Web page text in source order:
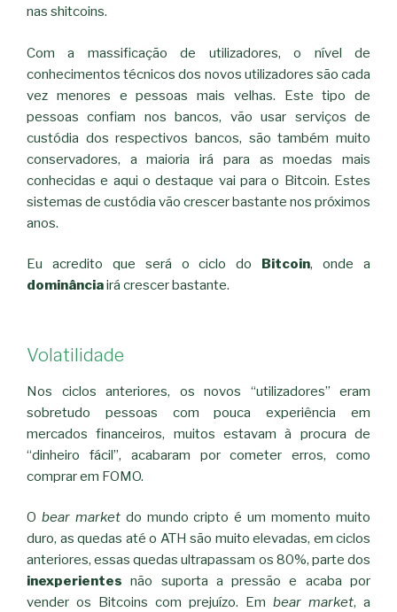
nas shitcoins.
Com a massificação de utilizadores, o nível de
conhecimentos técnicos dos novos utilizadores são cada
vez menores e pessoas mais velhas. Este tipo de
pessoas confiam nos bancos, vão usar serviços de
custódia dos respectivos bancos, são também muito
conservadores, a maioria irá para as moedas mais
conhecidas e aqui o destaque vai para o Bitcoin. Estes
sistemas de custódia vão crescer bastante nos próximos
anos.
Eu acredito que será o ciclo do Bitcoin, onde a
dominânciairá crescer bastante.
Volatilidade
Nos ciclos anteriores, os novos “utilizadores” eram
sobretudo pessoas com pouca experiência em
mercados financeiros, muitos estavam à procura de
“dinheiro fácil”, acabaram por cometer erros, como
comprar em FOMO.
O bear marketdo mundo cripto é um momento muito
duro, as quedas até o ATH são muito elevadas, em ciclos
anteriores, essas quedas ultrapassam os 80%, parte dos
inexperientes não suporta a pressão e acaba por
vender os Bitcoins com prejuízo. Em bear market, a